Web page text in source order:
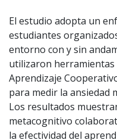
El estudio adopta un
estudiantes
entorno con y sin
utilizaron herramientas
Aprendizaje
para medir la ansiedad
Los resultados
metacognitivo
la efectividad del